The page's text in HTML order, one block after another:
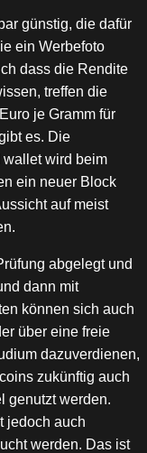
günstig, die dafür
ein Werbefoto
dass die Rendite
treffen die
je Gramm für
es. Die
wallet wird beim
ein neuer Block
auf meist
abgelegt und
dann mit
können sich auch
über eine freie
dazuverdienen,
zukünftig auch
genutzt werden.
jedoch auch
werden. Das ist